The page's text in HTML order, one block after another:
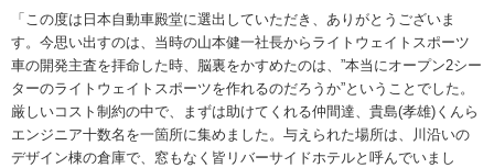
「この度は日本自動車殿堂に選出していただき、ありがとうございま
す。今思い出すのは、当時の山本健一社長からライトウェイトスポーツ
車の開発主査を拝命した時、脳裏をかすめたのは、”本当にオープン2シー
ターのライトウェイトスポーツを作れるのだろうか”ということでした。
厳しいコスト制約の中で、まずは助けてくれる仲間達、貴島(孝雄)くんら
エンジニア十数名を一箇所に集めました。与えられた場所は、川沿いの
デザイン棟の倉庫で、窓もなく皆リバーサイドホテルと呼んでいまし